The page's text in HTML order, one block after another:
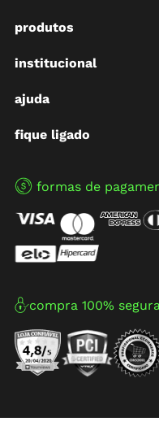
produtos
institucional
ajuda
fique ligado
formas de
compra 100%